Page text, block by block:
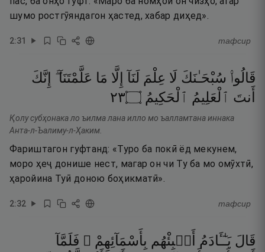
шумо ростгӯяндагон ҳастед, хабар диҳед».
2:31 тафсир
قَالُوا۟ سُبْحَـٰنَكَ لَا عِلْمَ لَنَآ إِلَّا مَا عَلَّمْتَنَآ ۖ إِنَّكَ
أَنتَ ٱلْعَلِيمُ ٱلْحَكِيمُ ۝٣٢
Қолу субҳонака ло ъилма лана илло мо ъалламтана иннака
Анта-л-Ъалиму-л-Ҳаким.
Фариштагон гуфтанд: «Туро ба покӣ ёд мекунем,
моро ҳеҷ донише нест, магар он чи Ту ба мо омӯхтӣ,
ҳаройина Туӣ доною боҳикматӣ».
2:32 тафсир
قَالَ يَـٰٓـَٔادَمُ أَنۢبِئْهُم بِأَسْمَآئِهِمْ ۖ فَلَمَّآ